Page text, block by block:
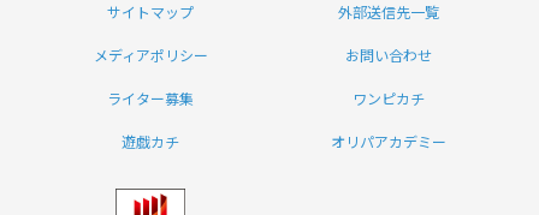
サイトマップ 外部送信先一覧
メディアポリシー お問い合わせ
ライター募集 ワンピカチ
遊戯カチ オリパアカデミー